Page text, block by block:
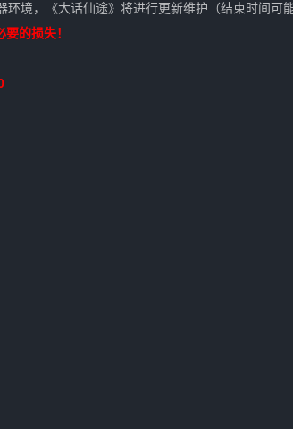
境，《大话仙途》将进行更新维护（结束时间可
的损失！